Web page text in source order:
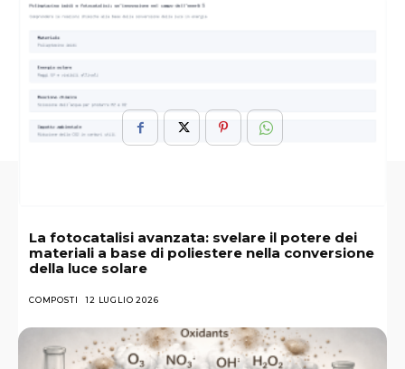
ARGOMENTI : Esaminati
Guida
Lorganizzazione
La fotocatalisi avanzata: svelare il potere dei
materiali a base di poliestere nella conversione
della luce solare
COMPOSTI 12 LUGLIO 2026